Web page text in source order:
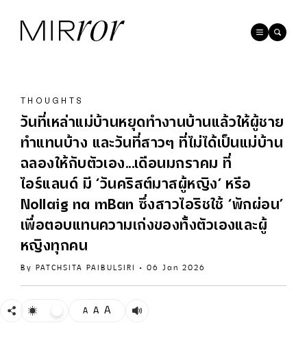
THOUGHTS
วันที่เหล่าแม่บ้านหยุดทำงานบ้านแล้วให้ผู้ชาย
ทำแทนบ้าง และวันที่สาวๆ ที่ไม่ได้เป็นแม่บ้าน
ฉลองให้กับตัวเอง...เดือนมกราคม ที่
ไอร์แลนด์ มี ‘วันคริสต์มาสผู้หญิง’ หรือ
Nollaig na mBan ซึ่งสาวไอริชใช้ ‘พักผ่อน’
เพื่อตอบแทนความเก่งของทั้งตัวเองและผู้
หญิงทุกคน
By PATCHSITA PAIBULSIRI • 06 Jan 2026
A A A